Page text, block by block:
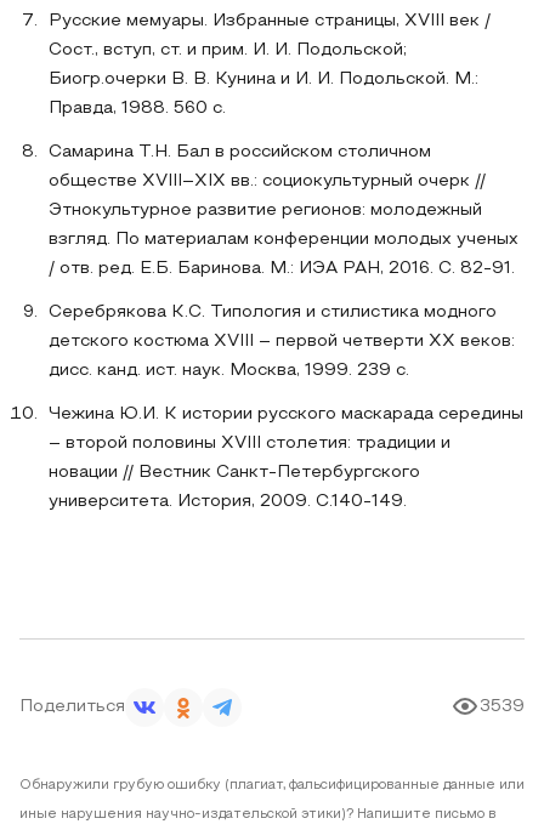
Русские мемуары. Избранные страницы, XVIII век /
Сост., вступ, ст. и прим. И. И. Подольской;
Биогр.очерки В. В. Кунина и И. И. Подольской. М.:
Правда, 1988. 560 с.
Самарина Т.Н. Бал в российском столичном
обществе XVIII–XIX вв.: социокультурный очерк //
Этнокультурное развитие регионов: молодежный
взгляд. По материалам конференции молодых ученых
/ отв. ред. Е.Б. Баринова. М.: ИЭА РАН, 2016. С. 82-91.
Серебрякова К.С. Типология и стилистика модного
детского костюма XVIII – первой четверти XX веков:
дисс. канд. ист. наук. Москва, 1999. 239 с.
Чежина Ю.И. К истории русского маскарада середины
– второй половины XVIII столетия: традиции и
новации // Вестник Санкт-Петербургского
университета. История, 2009. С.140-149.
Поделиться 3539
Обнаружили грубую ошибку (плагиат, фальсифицированные данные или
иные нарушения научно-издательской этики)? Напишите письмо в